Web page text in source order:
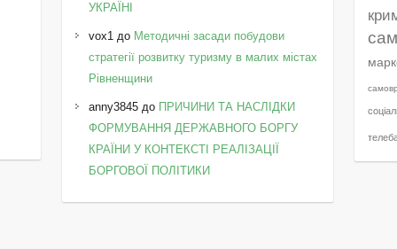
УКРАЇНІ
vox1 до Методичні засади побудови
стратегії розвитку туризму в малих містах
Рівненщини
anny3845 до ПРИЧИНИ ТА НАСЛІДКИ
ФОРМУВАННЯ ДЕРЖАВНОГО БОРГУ
КРАЇНИ У КОНТЕКСТІ РЕАЛІЗАЦІЇ
БОРГОВОЇ ПОЛІТИКИ